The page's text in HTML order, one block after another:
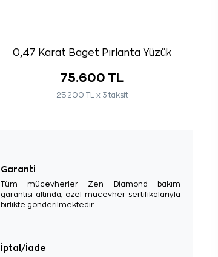
0,47 Karat Baget Pırlanta Yüzük
75.600 TL
25.200 TL x 3 taksit
Garanti
Tüm mücevherler Zen Diamond bakım
garantisi altında, özel mücevher sertifikalarıyla
birlikte gönderilmektedir.
İptal/İade